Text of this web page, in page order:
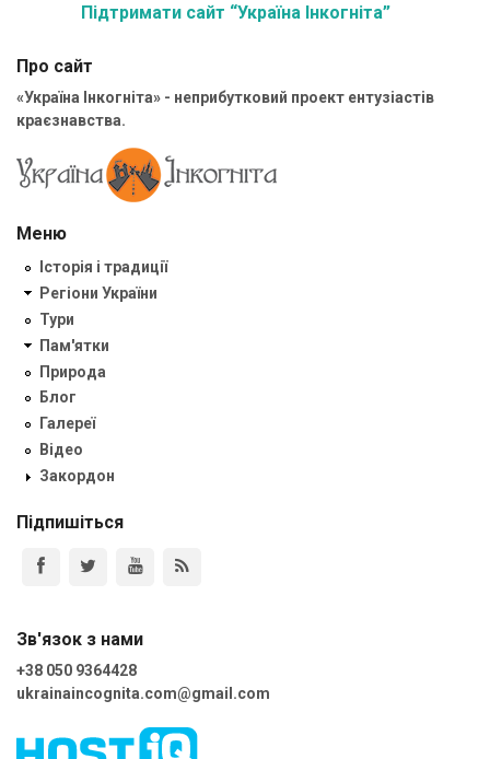
Підтримати сайт “Україна Інкогніта”
Про сайт
«Україна Інкогніта» - неприбутковий проект ентузіастів
краєзнавства.
Меню
Історія і традиції
Регіони України
Тури
Пам'ятки
Природа
Блог
Галереї
Відео
Закордон
Підпишіться
Зв'язок з нами
+38 050 9364428
ukrainaincognita.com@gmail.com